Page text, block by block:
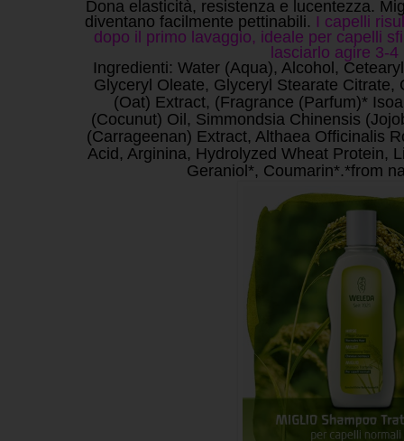
Dona elasticità, resistenza e lucentezza.
diventano facilmente pettinabili. I capelli
dopo il primo lavaggio, ideale per capelli
lasciarlo agire 3-4
Ingredienti:Water (Aqua), Alcohol,
Glyceryl Oleate, Glyceryl Stearate Citrate,
(Oat) Extract, (Fragrance (Parfum)*
(Cocunut) Oil, Simmondsia Chinensis
(Carrageenan) Extract, Althaea Officinalis
Acid, Arginina, Hydrolyzed Wheat Protein,
Geraniol*, Coumarin*.*from